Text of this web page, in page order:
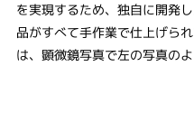
を実現するため、独自に開発
品がすべて手作業で仕上げら
は、顕微鏡写真で左の写真のよ